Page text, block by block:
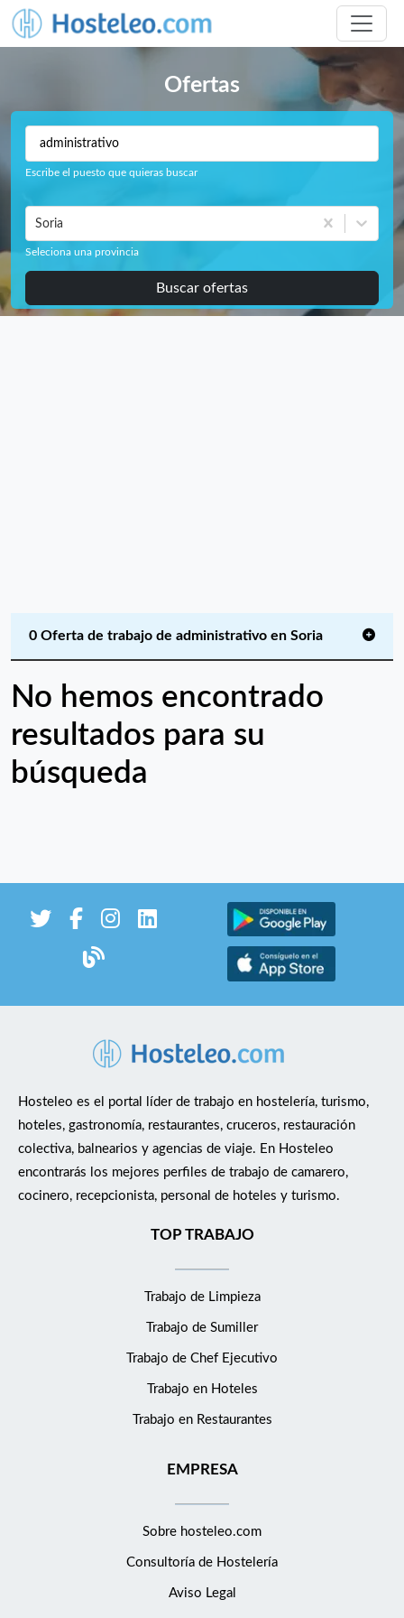
Ofertas
Escribe el puesto que quieras buscar
Soria
Seleciona una provincia
Buscar ofertas
0 Oferta de trabajo de administrativo en Soria
No hemos encontrado
resultados para su
búsqueda
Hosteleo es el portal líder de trabajo en hostelería, turismo,
hoteles, gastronomía, restaurantes, cruceros, restauración
colectiva, balnearios y agencias de viaje. En Hosteleo
encontrarás los mejores perfiles de trabajo de camarero,
cocinero, recepcionista, personal de hoteles y turismo.
TOP TRABAJO
Trabajo de Limpieza
Trabajo de Sumiller
Trabajo de Chef Ejecutivo
Trabajo en Hoteles
Trabajo en Restaurantes
EMPRESA
Sobre hosteleo.com
Consultoría de Hostelería
Aviso Legal